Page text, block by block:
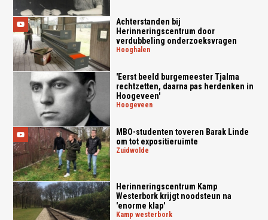
Achterstanden bij
Herinneringscentrum door
verdubbeling onderzoeksvragen
hooghalen
'Eerst beeld burgemeester Tjalma
rechtzetten, daarna pas herdenken in
Hoogeveen'
hoogeveen
MBO-studenten toveren Barak Linde
om tot expositieruimte
zuidwolde
Herinneringscentrum Kamp
Westerbork krijgt noodsteun na
'enorme klap'
kamp westerbork